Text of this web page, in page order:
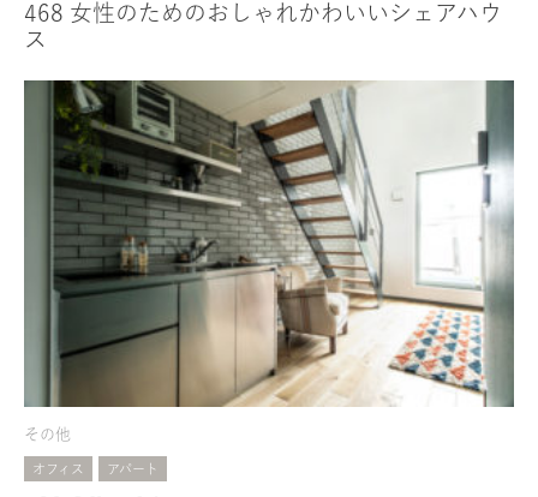
468 女性のためのおしゃれかわいいシェアハウ
ス
その他
オフィス アパート